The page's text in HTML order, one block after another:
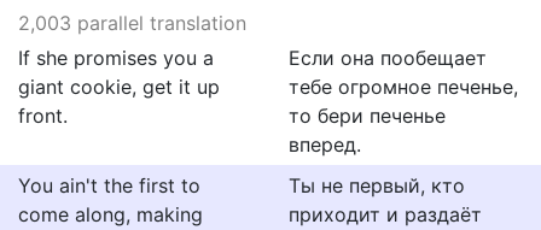
2,003 parallel translation
If she promises you a
giant cookie, get it up
front.
Если она пообещает
тебе огромное печенье,
то бери печенье
вперед.
You ain't the first to
come along, making
Ты не первый, кто
приходит и раздаёт